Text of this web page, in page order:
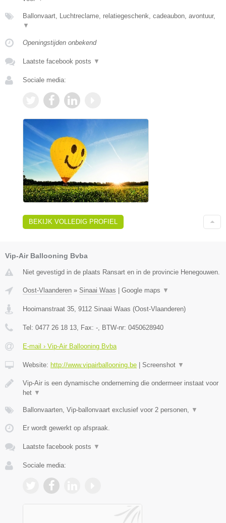
Ballonvaart, Luchtreclame, relatiegeschenk, cadeaubon, avontuur,
▼
Openingstijden onbekend
Laatste facebook posts ▼
Sociale media:
BEKIJK VOLLEDIG PROFIEL
Vip-Air Ballooning Bvba
Niet gevestigd in de plaats Ransart en in de provincie Henegouwen.
Oost-Vlaanderen » Sinaai Waas | Google maps ▼
Hooimanstraat 35 9112 Sinaai Waas (Oost-Vlaanderen)
Tel: 0477 26 18 13 , Fax: - , BTW-nr: 0450628940
E-mail › Vip-Air Ballooning Bvba
Website: http://www.vipairballooning.be | Screenshot ▼
Vip-Air is een dynamische onderneming die ondermeer instaat voor
het ▼
Ballonvaarten, Vip-ballonvaart exclusief voor 2 personen, ▼
Er wordt gewerkt op afspraak.
Laatste facebook posts ▼
Sociale media: